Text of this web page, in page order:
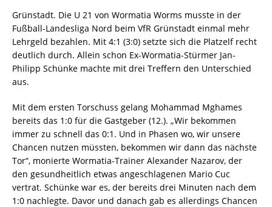
Grünstadt. Die U 21 von Wormatia Worms musste in der
Fußball-Landesliga Nord beim VfR Grünstadt einmal mehr
Lehrgeld bezahlen. Mit 4:1 (3:0) setzte sich die Platzelf recht
deutlich durch. Allein schon Ex-Wormatia-Stürmer Jan-
Philipp Schünke machte mit drei Treffern den Unterschied
aus.
Mit dem ersten Torschuss gelang Mohammad Mghames
bereits das 1:0 für die Gastgeber (12.). „Wir bekommen
immer zu schnell das 0:1. Und in Phasen wo, wir unsere
Chancen nutzen müssten, bekommen wir dann das nächste
Tor“, monierte Wormatia-Trainer Alexander Nazarov, der
den gesundheitlich etwas angeschlagenen Mario Cuc
vertrat. Schünke war es, der bereits drei Minuten nach dem
1:0 nachlegte. Davor und danach gab es allerdings Chancen